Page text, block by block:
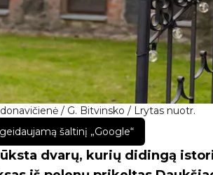
/ G. Bitvinsko / Lrytas nuotr.
šaltinį „Google“
dvarų, kurių didingą